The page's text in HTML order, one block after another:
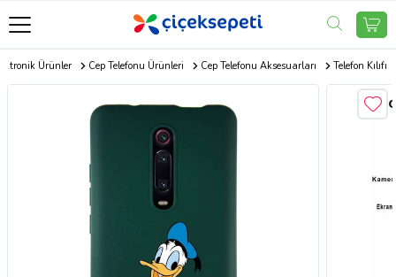
Ürünler Cep Telefonu Ürünleri Cep Telefonu Aksesuarları Telefon Kılıfı